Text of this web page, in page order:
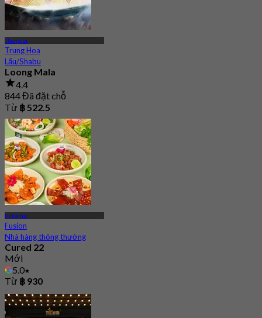
Thonglor
Trung Hoa
Lẩu/Shabu
Loong Mala
4.4
844 Đã đặt chỗ
Từ ฿ 522.5
Ekkamai
Fusion
Nhà hàng thông thường
Cured 22
Mới
5.0
Từ ฿ 930